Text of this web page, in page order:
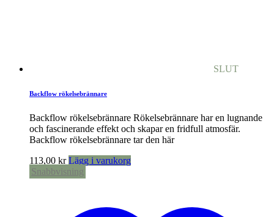
SLUT
Backflow rökelsebrännare
Backflow rökelsebrännare Rökelsebrännare har en lugnande
och fascinerande effekt och skapar en fridfull atmosfär.
Backflow rökelsebrännare tar den här
113,00 kr Lägg i varukorg
Snabbvisning